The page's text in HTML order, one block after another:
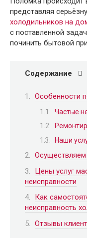
представляя
холодильников на
с поставленной
починить бытовой
Содержание
Особенности
Частые
Наши
Осуществляем
Цены услуг
неисправности
Как
неисправность
Отзывы